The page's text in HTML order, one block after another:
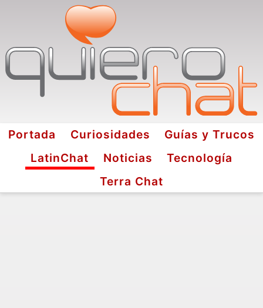
Portada Curiosidades
Guías y Trucos
LatinChat
Noticias
Tecnología
Terra Chat